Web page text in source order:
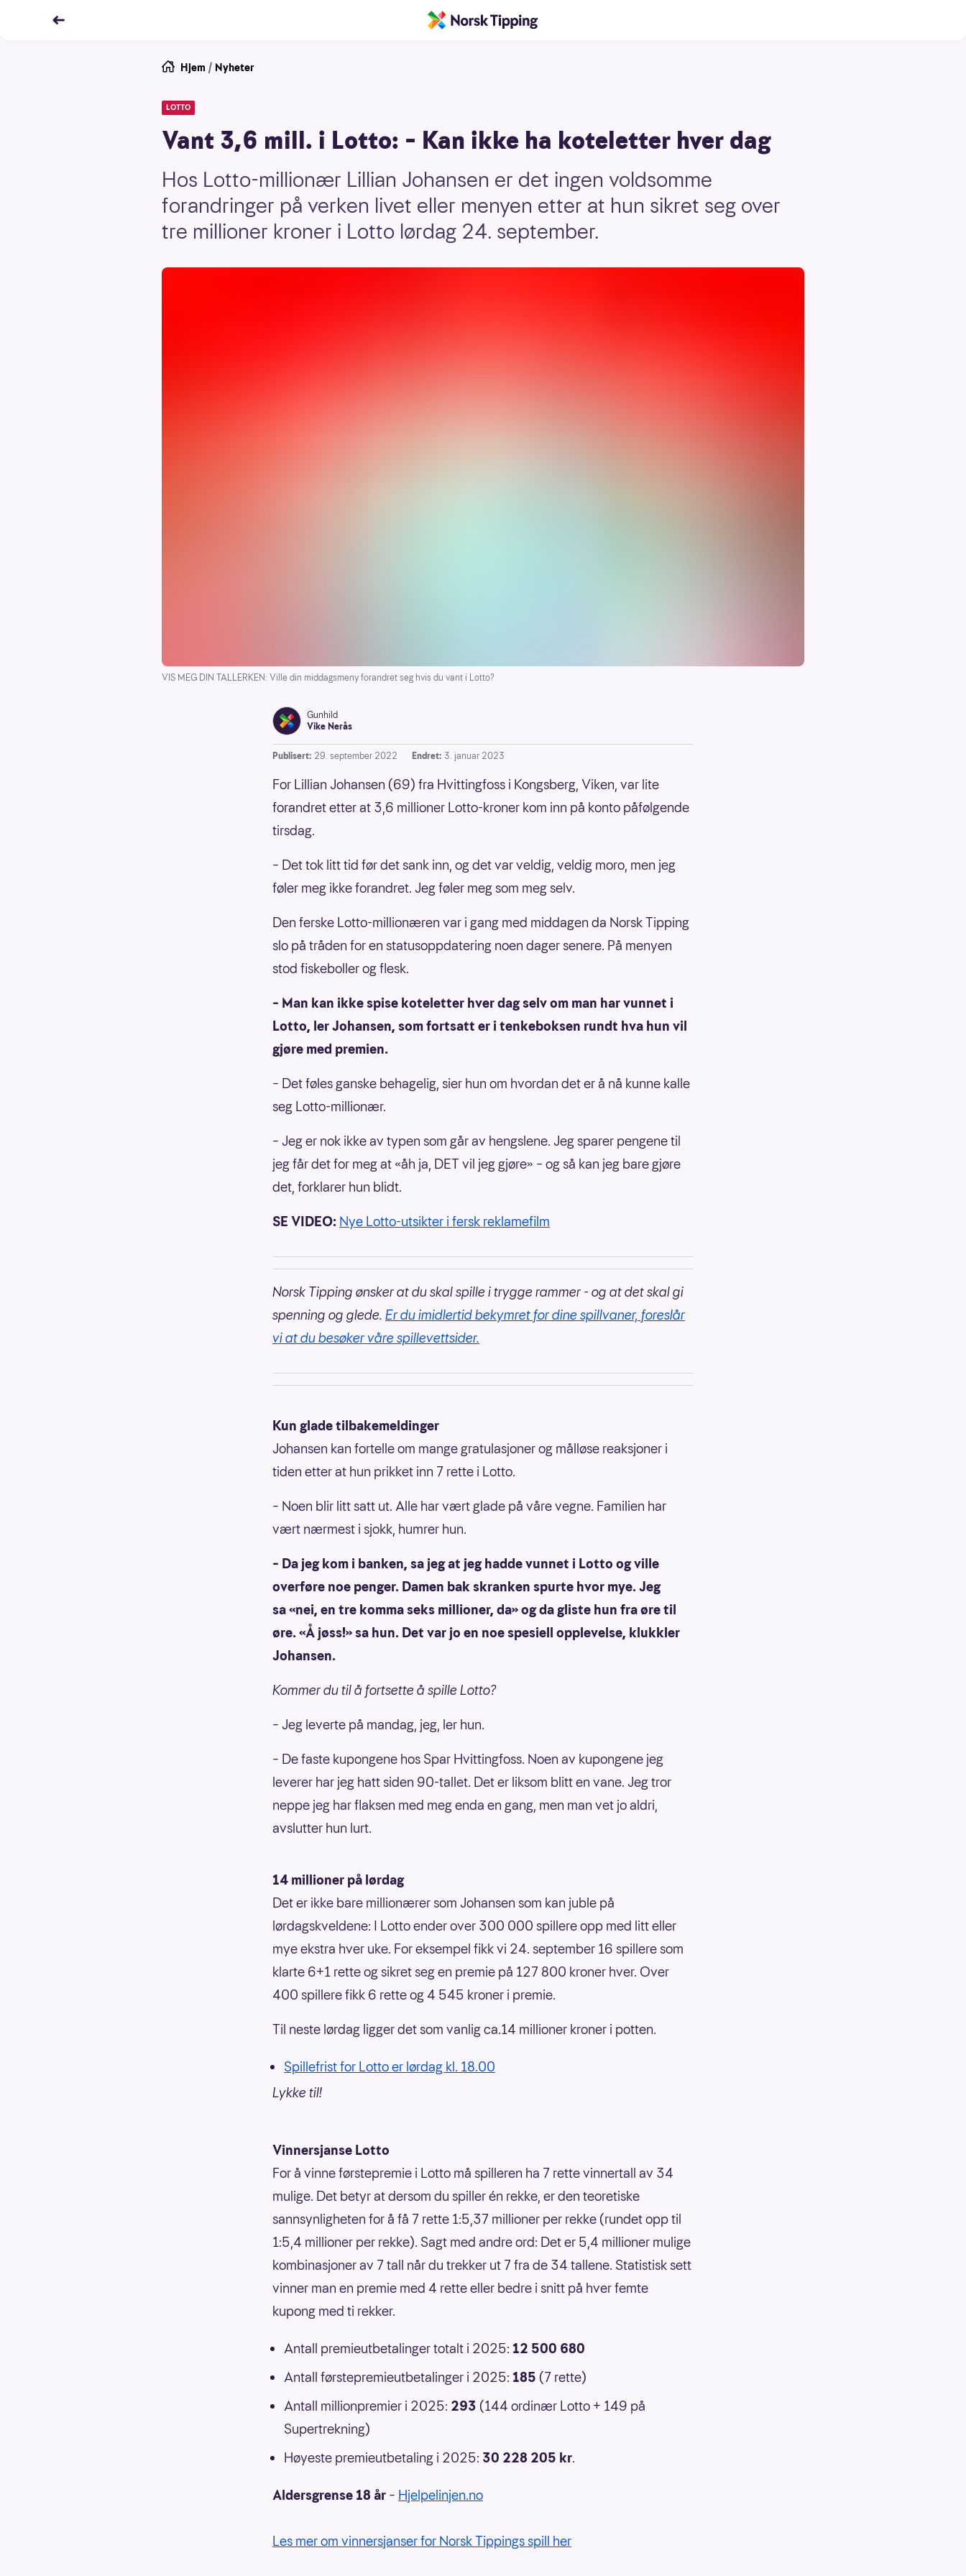
Hjem / Nyheter
LOTTO
Vant 3,6 mill. i Lotto: – Kan ikke ha koteletter hver dag
Hos Lotto-millionær Lillian Johansen er det ingen voldsomme
forandringer på verken livet eller menyen etter at hun sikret seg over
tre millioner kroner i Lotto lørdag 24. september.
VIS MEG DIN TALLERKEN: Ville din middagsmeny forandret seg hvis du vant i Lotto?
Gunhild
Vike Nerås
Publisert: 29. september 2022 Endret: 3. januar 2023
For Lillian Johansen (69) fra Hvittingfoss i Kongsberg, Viken, var lite
forandret etter at 3,6 millioner Lotto-kroner kom inn på konto påfølgende
tirsdag.
– Det tok litt tid før det sank inn, og det var veldig, veldig moro, men jeg
føler meg ikke forandret. Jeg føler meg som meg selv.
Den ferske Lotto-millionæren var i gang med middagen da Norsk Tipping
slo på tråden for en statusoppdatering noen dager senere. På menyen
stod fiskeboller og flesk.
– Man kan ikke spise koteletter hver dag selv om man har vunnet i
Lotto, ler Johansen, som fortsatt er i tenkeboksen rundt hva hun vil
gjøre med premien.
– Det føles ganske behagelig, sier hun om hvordan det er å nå kunne kalle
seg Lotto-millionær.
– Jeg er nok ikke av typen som går av hengslene. Jeg sparer pengene til
jeg får det for meg at «åh ja, DET vil jeg gjøre» – og så kan jeg bare gjøre
det, forklarer hun blidt.
SE VIDEO: Nye Lotto-utsikter i fersk reklamefilm
Norsk Tipping ønsker at du skal spille i trygge rammer - og at det skal gi
spenning og glede. Er du imidlertid bekymret for dine spillvaner, foreslår
vi at du besøker våre spillevettsider.
Kun glade tilbakemeldinger
Johansen kan fortelle om mange gratulasjoner og målløse reaksjoner i
tiden etter at hun prikket inn 7 rette i Lotto.
– Noen blir litt satt ut. Alle har vært glade på våre vegne. Familien har
vært nærmest i sjokk, humrer hun.
– Da jeg kom i banken, sa jeg at jeg hadde vunnet i Lotto og ville
overføre noe penger. Damen bak skranken spurte hvor mye. Jeg
sa «nei, en tre komma seks millioner, da» og da gliste hun fra øre til
øre. «Å jøss!» sa hun. Det var jo en noe spesiell opplevelse, klukkler
Johansen.
Kommer du til å fortsette å spille Lotto?
– Jeg leverte på mandag, jeg, ler hun.
– De faste kupongene hos Spar Hvittingfoss. Noen av kupongene jeg
leverer har jeg hatt siden 90-tallet. Det er liksom blitt en vane. Jeg tror
neppe jeg har flaksen med meg enda en gang, men man vet jo aldri,
avslutter hun lurt.
14 millioner på lørdag
Det er ikke bare millionærer som Johansen som kan juble på
lørdagskveldene: I Lotto ender over 300 000 spillere opp med litt eller
mye ekstra hver uke. For eksempel fikk vi 24. september 16 spillere som
klarte 6+1 rette og sikret seg en premie på 127 800 kroner hver. Over
400 spillere fikk 6 rette og 4 545 kroner i premie.
Til neste lørdag ligger det som vanlig ca.14 millioner kroner i potten.
Spillefrist for Lotto er lørdag kl. 18.00
Lykke til!
Vinnersjanse Lotto
For å vinne førstepremie i Lotto må spilleren ha 7 rette vinnertall av 34
mulige. Det betyr at dersom du spiller én rekke, er den teoretiske
sannsynligheten for å få 7 rette 1:5,37 millioner per rekke (rundet opp til
1:5,4 millioner per rekke). Sagt med andre ord: Det er 5,4 millioner mulige
kombinasjoner av 7 tall når du trekker ut 7 fra de 34 tallene. Statistisk sett
vinner man en premie med 4 rette eller bedre i snitt på hver femte
kupong med ti rekker.
Antall premieutbetalinger totalt i 2025: 12 500 680
Antall førstepremieutbetalinger i 2025: 185 (7 rette)
Antall millionpremier i 2025: 293 (144 ordinær Lotto + 149 på
Supertrekning)
Høyeste premieutbetaling i 2025: 30 228 205 kr.
Aldersgrense 18 år – Hjelpelinjen.no
Les mer om vinnersjanser for Norsk Tippings spill her